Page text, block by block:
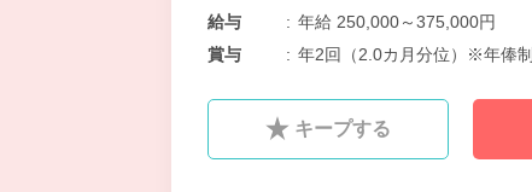
給与
: 年給 250,000～375,000円
賞与
: 年2回（2.0カ月分位）※年俸制
キープする